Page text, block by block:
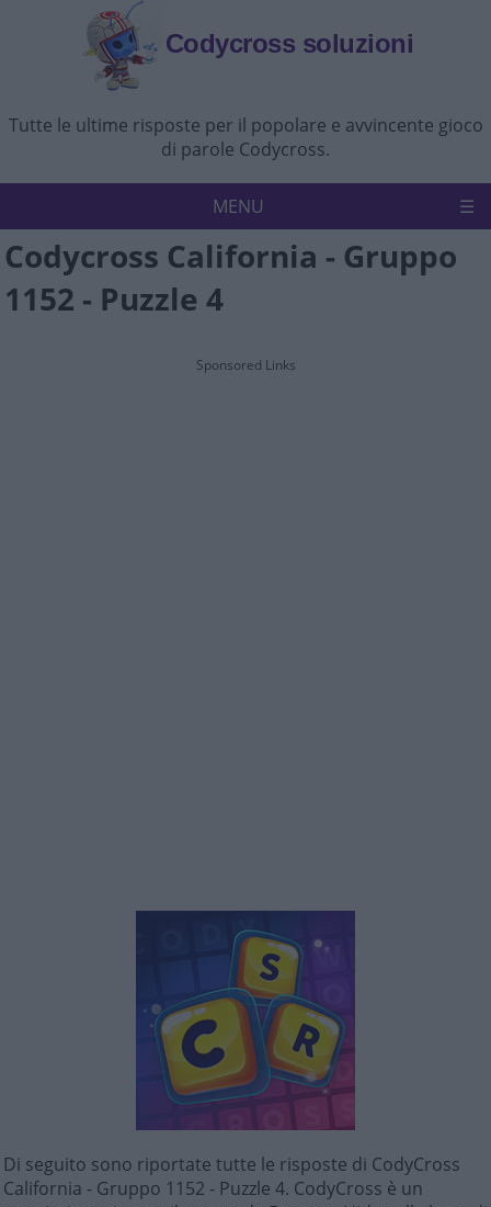
Codycross soluzioni
Tutte le ultime risposte per il popolare e avvincente gioco
di parole Codycross.
MENU
Codycross Politica sulla riservatezza
Disconoscimento
Codycross California - Gruppo
1152 - Puzzle 4
Sponsored Links
Di seguito sono riportate tutte le risposte di CodyCross
California - Gruppo 1152 - Puzzle 4. CodyCross è un